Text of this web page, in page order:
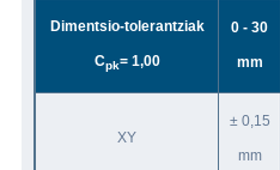
Dimentsio-tolerantziak
Cpk= 1,00
0 - 30
mm
XY
± 0,15
mm